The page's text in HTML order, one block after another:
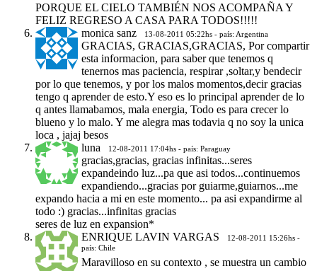
PORQUE EL CIELO TAMBIÉN NOS ACOMPAÑA Y
FELIZ REGRESO A CASA PARA TODOS!!!!!
monica sanz
13-08-2011 05:22hs - país: Argentina
GRACIAS, GRACIAS,GRACIAS, Por compartir
esta informacion, para saber que tenemos q
tenernos mas paciencia, respirar ,soltar,y bendecir
por lo que tenemos, y por los malos momentos,decir gracias
tengo q aprender de esto.Y eso es lo principal aprender de lo
q antes llamabamos, mala energia, Todo es para crecer lo
blueno y lo malo. Y me alegra mas todavia q no soy la unica
loca , jajaj besos
luna
12-08-2011 17:04hs - país: Paraguay
gracias,gracias, gracias infinitas...seres
expandeindo luz...pa que asi todos...continuemos
expandiendo...gracias por guiarme,guiarnos...me
expando hacia a mi en este momento... pa asi expandirme al
todo :) gracias...infinitas gracias
seres de luz en expansion*
ENRIQUE LAVIN VARGAS
12-08-2011 15:26hs -
país: Chile
Maravilloso en su contexto , se muestra un cambio